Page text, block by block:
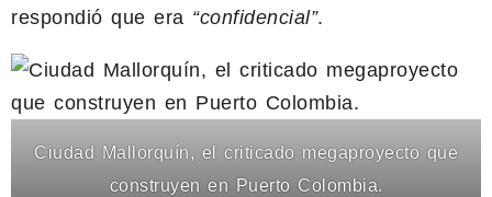
respondió que era “confidencial”.
Ciudad Mallorquín, el criticado megaproyecto que
construyen en Puerto Colombia.